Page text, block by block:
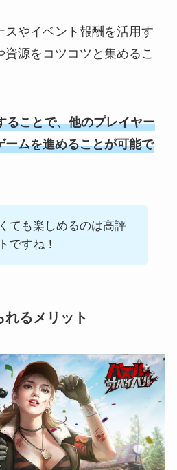
スやイベント報酬を活用す
資源をコツコツと集めるこ
ることで、他のプレイヤー
ームを進めることが可能で
ても楽しめるのは高評
ですね！
るメリット